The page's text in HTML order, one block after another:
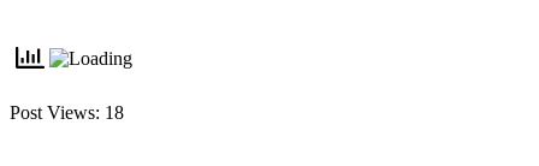
Post Views: 18